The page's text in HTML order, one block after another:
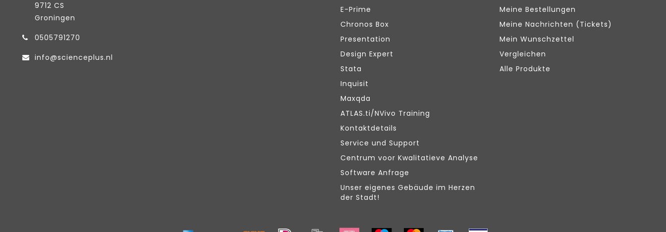
9712 CS
Groningen
0505791270
info@scienceplus.nl
E-Prime
Chronos Box
Presentation
Design Expert
Stata
Inquisit
Maxqda
ATLAS.ti/NVivo Training
Kontaktdetails
Service und Support
Centrum voor Kwalitatieve Analyse
Software Anfrage
Unser eigenes Gebäude im Herzen
der Stadt!
Meine Bestellungen
Meine Nachrichten (Tickets)
Mein Wunschzettel
Vergleichen
Alle Produkte